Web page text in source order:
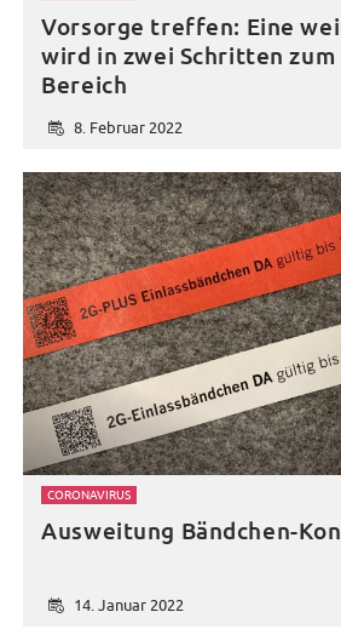
8. Februar 2022
Vorsorge treffen: Eine
wird in zwei Schritten zum
Bereich
14. Januar 2022
CORONAVIRUS
Ausweitung Bändchen-